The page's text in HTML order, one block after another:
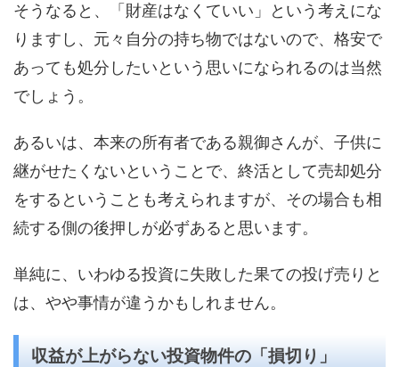
そうなると、「財産はなくていい」という考えにな
りますし、元々自分の持ち物ではないので、格安で
あっても処分したいという思いになられるのは当然
でしょう。
あるいは、本来の所有者である親御さんが、子供に
継がせたくないということで、終活として売却処分
をするということも考えられますが、その場合も相
続する側の後押しが必ずあると思います。
単純に、いわゆる投資に失敗した果ての投げ売りと
は、やや事情が違うかもしれません。
収益が上がらない投資物件の「損切り」